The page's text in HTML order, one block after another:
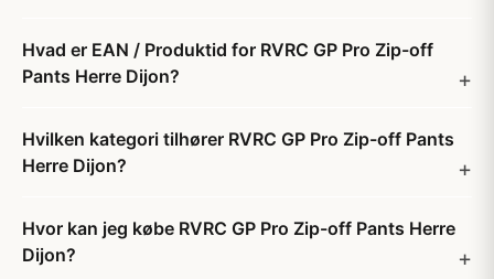
Hvad er EAN / Produktid for RVRC GP Pro Zip-off
Pants Herre Dijon?
Hvilken kategori tilhører RVRC GP Pro Zip-off Pants
Herre Dijon?
Hvor kan jeg købe RVRC GP Pro Zip-off Pants Herre
Dijon?